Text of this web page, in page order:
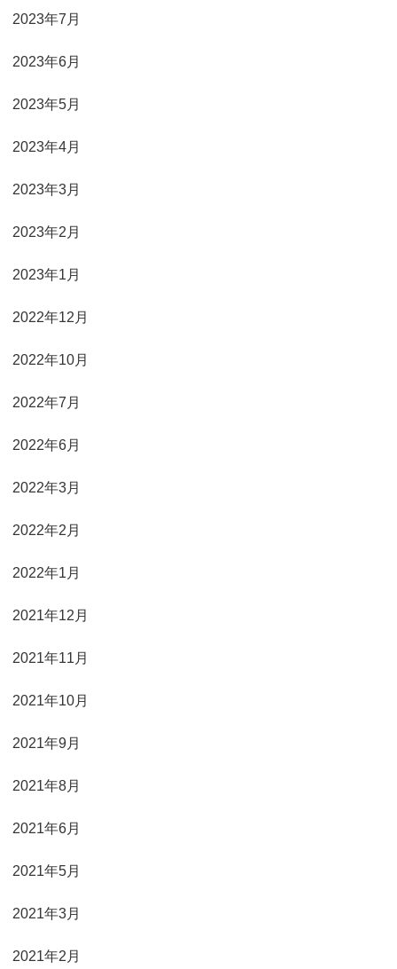
2023年7月
2023年6月
2023年5月
2023年4月
2023年3月
2023年2月
2023年1月
2022年12月
2022年10月
2022年7月
2022年6月
2022年3月
2022年2月
2022年1月
2021年12月
2021年11月
2021年10月
2021年9月
2021年8月
2021年6月
2021年5月
2021年3月
2021年2月